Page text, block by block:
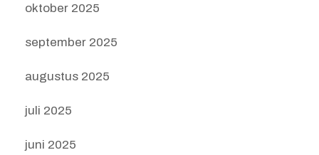
oktober 2025
september 2025
augustus 2025
juli 2025
juni 2025